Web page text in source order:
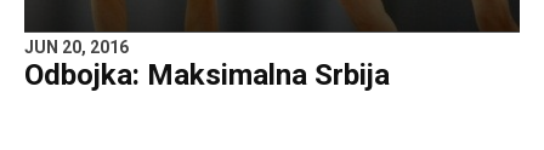
JUN 20, 2016
Odbojka: Maksimalna Srbija